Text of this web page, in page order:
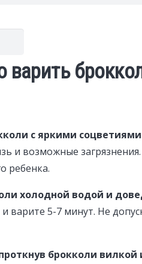
варить
с яркими
и возможные
ребенка.
холодной водой и
варите 5-7 минут. Не
брокколи